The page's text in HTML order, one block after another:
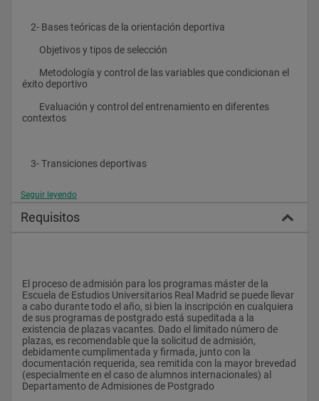
    2- Bases teóricas de la orientación deportiva
        Objetivos y tipos de selección
éxito deportivo
contextos
    3- Transiciones deportivas
selección de talentos
    1- Proceso de selección, captación e identificación de
jugadores
    2- Sistemas de juego.
    3- Objetivos y conceptos de juego fundamentales
Seguir leyendo
Requisitos
El proceso de admisión para los programas máster de la
Escuela de Estudios Universitarios Real Madrid se puede llevar
a cabo durante todo el año, si bien la inscripción en cualquiera
de sus programas de postgrado está supeditada a la
existencia de plazas vacantes. Dado el limitado número de
plazas, es recomendable que la solicitud de admisión,
debidamente cumplimentada y firmada, junto con la
documentación requerida, sea remitida con la mayor brevedad
(especialmente en el caso de alumnos internacionales) al
Departamento de Admisiones de Postgrado